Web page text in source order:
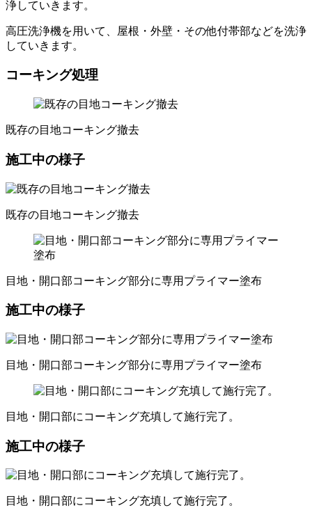
高圧洗浄機を用いて、屋根・外壁・その他付帯部などを洗浄
していきます。
コーキング処理
既存の目地コーキング撤去
施工中の様子
既存の目地コーキング撤去
目地・開口部コーキング部分に専用プライマー塗布
施工中の様子
目地・開口部コーキング部分に専用プライマー塗布
目地・開口部にコーキング充填して施行完了。
施工中の様子
目地・開口部にコーキング充填して施行完了。